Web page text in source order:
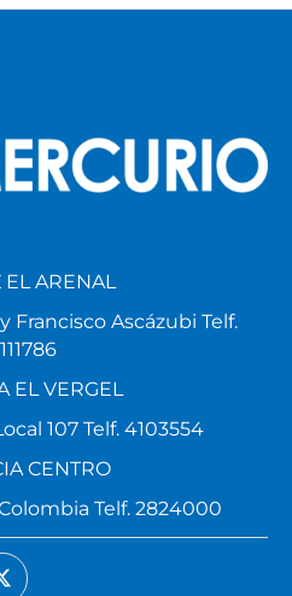
EL ARENAL
Francisco Ascázubi Telf.
EL VERGEL
107 Telf. 4103554
CENTRO
Telf. 2824000